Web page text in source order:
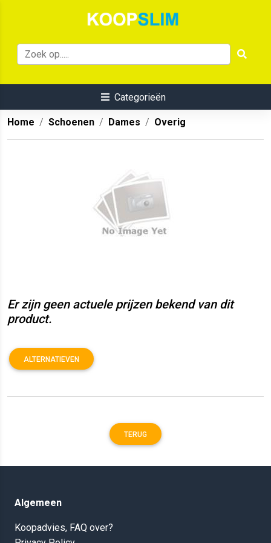
Categorieën
Home Schoenen Dames Overig
Er zijn geen actuele prijzen bekend van dit
product.
ALTERNATIEVEN
TERUG
Algemeen
Koopadvies, FAQ over?